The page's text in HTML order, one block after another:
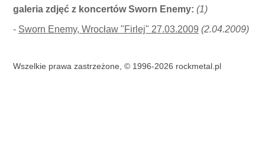
galeria zdjęć z koncertów Sworn Enemy: (1)
- Sworn Enemy, Wrocław "Firlej" 27.03.2009 (2.04.2009)
Wszelkie prawa zastrzeżone, © 1996-2026 rockmetal.pl